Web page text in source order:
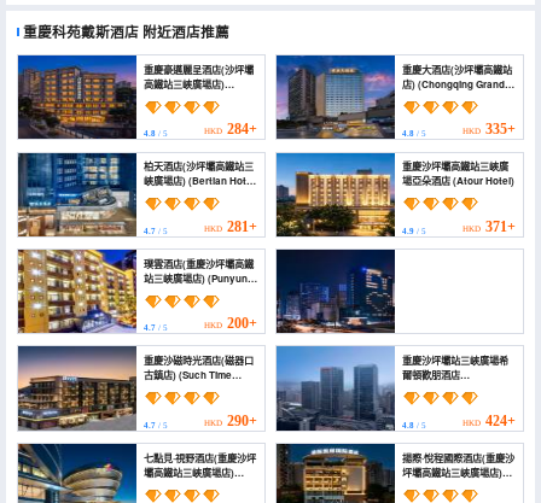
重慶科苑戴斯酒店 附近酒店推薦
重慶豪邁麗呈酒店(沙坪壩
高鐵站三峽廣場店)
(HAOMAI HOTEL)
4.8 / 5 HKD 284+
重慶大酒店(沙坪壩高鐵站
店) (Chongqing Grand
Hotel)
4.8/ 5 HKD 335+
柏天酒店(沙坪壩高鐵站三
峽廣場店) (Bertian Hotel
(Shapingba High Speed
Railway Station Sanxia
4.7 / 5 HKD 281+
重慶沙坪壩高鐵站三峽廣
場亞朵酒店 (Atour Hotel)
4.9/ 5 HKD 371+
璞雲酒店(重慶沙坪壩高鐵
站三峽廣場店) (Punyun
Hotel (Chongqing
Shapingba High Speed
Railway Station Jinsha
Tianjie Branch))
4.7 / 5 HKD 200+
重慶麗苑維景國際大酒店(沙坪壩高鐵站店) (Grand
Metropark Liyuan Hotel, Chongqing)
4.7/ 5 326+
重慶沙磁時光酒店(磁器口
古鎮店) (Such Time
Hotel ciqikou)
4.7 / 5 HKD 290+
重慶沙坪壩站三峽廣場希
爾頓歡朋酒店
(Chongqing Shapingba
Station Three Gorges
Plaza Hilton Hampton
Hotel)
4.8/ 5 HKD 424+
七點見·視野酒店(重慶沙坪
壩高鐵站三峽廣場店)
(Seven o'clock hotel
揚際·悅程國際酒店(重慶沙
坪壩高鐵站三峽廣場店)
(Yangj.Yueicheng